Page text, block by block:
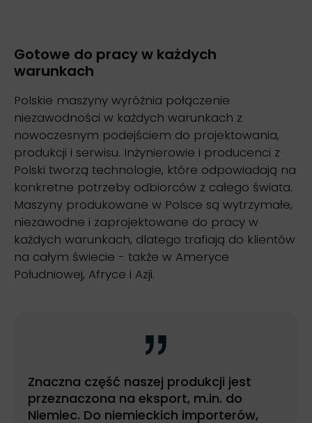
Gotowe do pracy w każdych
warunkach
Polskie maszyny wyróżnia połączenie
niezawodności w każdych warunkach z
nowoczesnym podejściem do projektowania,
produkcji i serwisu. Inżynierowie i producenci z
Polski tworzą technologie, które odpowiadają na
konkretne potrzeby odbiorców z całego świata.
Maszyny produkowane w Polsce są wytrzymałe,
niezawodne i zaprojektowane do pracy w
każdych warunkach, dlatego trafiają do klientów
na całym świecie - także w Ameryce
Południowej, Afryce i Azji.
Znaczna część naszej produkcji jest
przeznaczona na eksport, m.in. do
Niemiec. Do niemieckich importerów,